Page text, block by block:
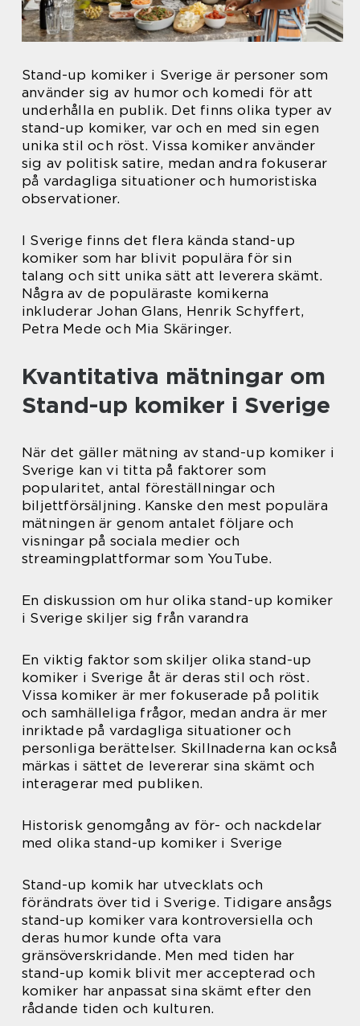
Stand-up komiker i Sverige är personer som
använder sig av humor och komedi för att
underhålla en publik. Det finns olika typer av
stand-up komiker, var och en med sin egen
unika stil och röst. Vissa komiker använder
sig av politisk satire, medan andra fokuserar
på vardagliga situationer och humoristiska
observationer.
I Sverige finns det flera kända stand-up
komiker som har blivit populära för sin
talang och sitt unika sätt att leverera skämt.
Några av de populäraste komikerna
inkluderar Johan Glans, Henrik Schyffert,
Petra Mede och Mia Skäringer.
Kvantitativa mätningar om
Stand-up komiker i Sverige
När det gäller mätning av stand-up komiker i
Sverige kan vi titta på faktorer som
popularitet, antal föreställningar och
biljettförsäljning. Kanske den mest populära
mätningen är genom antalet följare och
visningar på sociala medier och
streamingplattformar som YouTube.
En diskussion om hur olika stand-up komiker
i Sverige skiljer sig från varandra
En viktig faktor som skiljer olika stand-up
komiker i Sverige åt är deras stil och röst.
Vissa komiker är mer fokuserade på politik
och samhälleliga frågor, medan andra är mer
inriktade på vardagliga situationer och
personliga berättelser. Skillnaderna kan också
märkas i sättet de levererar sina skämt och
interagerar med publiken.
Historisk genomgång av för- och nackdelar
med olika stand-up komiker i Sverige
Stand-up komik har utvecklats och
förändrats över tid i Sverige. Tidigare ansågs
stand-up komiker vara kontroversiella och
deras humor kunde ofta vara
gränsöverskridande. Men med tiden har
stand-up komik blivit mer accepterad och
komiker har anpassat sina skämt efter den
rådande tiden och kulturen.